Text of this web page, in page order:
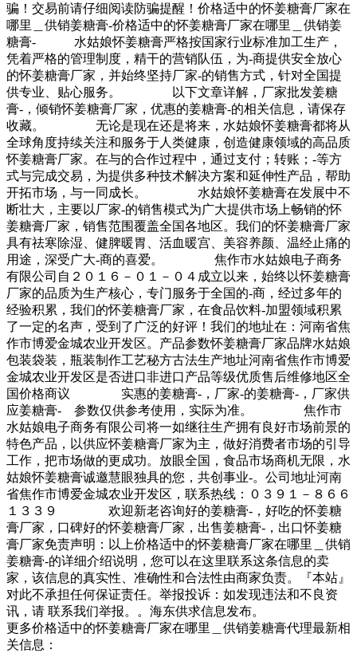
骗！交易前请仔细阅读防骗提醒！价格适中的怀姜糖膏厂家在
哪里＿供销姜糖膏-价格适中的怀姜糖膏厂家在哪里＿供销姜
糖膏- 水姑娘怀姜糖膏严格按国家行业标准加工生产，
凭着严格的管理制度，精干的营销队伍，为-商提供安全放心
的怀姜糖膏厂家，并始终坚持厂家-的销售方式，针对全国提
供专业、贴心服务。 以下文章详解，厂家批发姜糖
膏-，倾销怀姜糖膏厂家，优惠的姜糖膏-的相关信息，请保存
收藏。 无论是现在还是将来，水姑娘怀姜糖膏都将从
全球角度持续关注和服务于人类健康，创造健康领域的高品质
怀姜糖膏厂家。在与的合作过程中，通过支付；转账；-等方
式与完成交易，为提供多种技术解决方案和延伸性产品，帮助
开拓市场，与一同成长。 水姑娘怀姜糖膏在发展中不
断壮大，主要以厂家-的销售模式为广大提供市场上畅销的怀
姜糖膏厂家，销售范围覆盖全国各地区。我们的怀姜糖膏厂家
具有祛寒除湿、健脾暖胃、活血暖宫、美容养颜、温经止痛的
用途，深受广大-商的喜爱。 焦作市水姑娘电子商务
有限公司自２０１６－０１－０４成立以来，始终以怀姜糖膏
厂家的品质为生产核心，专门服务于全国的-商，经过多年的
经验积累，我们的怀姜糖膏厂家，在食品饮料-加盟领域积累
了一定的名声，受到了广泛的好评！我们的地址在：河南省焦
作市博爱金城农业开发区。产品参数怀姜糖膏厂家品牌水姑娘
包装袋装，瓶装制作工艺秘方古法生产地址河南省焦作市博爱
金城农业开发区是否进口非进口产品等级优质售后维修地区全
国价格商议 实惠的姜糖膏-，厂家-的姜糖膏-，厂家供
应姜糖膏- 参数仅供参考使用，实际为准。 焦作市
水姑娘电子商务有限公司将一如继往生产拥有良好市场前景的
特色产品，以供应怀姜糖膏厂家为主，做好消费者市场的引导
工作，把市场做的更成功。放眼全国，食品市场商机无限，水
姑娘怀姜糖膏诚邀慧眼独具的您，共创事业-。公司地址河南
省焦作市博爱金城农业开发区，联系热线：０３９１－８６６
１３３９ 欢迎新老咨询好的姜糖膏-，好吃的怀姜糖
膏厂家，口碑好的怀姜糖膏厂家，出售姜糖膏-，出口怀姜糖
膏厂家免责声明：以上价格适中的怀姜糖膏厂家在哪里＿供销
姜糖膏-的详细介绍说明，您可以在这里联系这条信息的卖
家，该信息的真实性、准确性和合法性由商家负责。『本站』
对此不承担任何保证责任。举报投诉：如发现违法和不良资
讯，请 联系我们举报。。海东供求信息发布。
更多价格适中的怀姜糖膏厂家在哪里＿供销姜糖膏代理最新相
关信息：